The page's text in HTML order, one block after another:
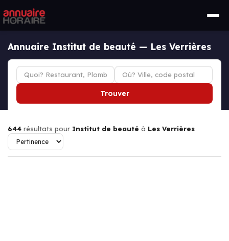
Annuaire Institut de beauté — Les Verrières
Trouver
644 résultats pour Institut de beauté à Les Verrières